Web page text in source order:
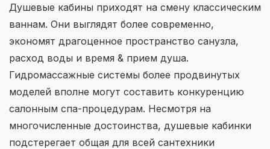
Душевые кабины приходят на смену классическим
ваннам. Они выглядят более современно,
экономят драгоценное пространство санузла,
расход воды и время & прием душа.
Гидромассажные системы более продвинутых
моделей вполне могут составить конкуренцию
салонным спа-процедурам. Несмотря на
многочисленные достоинства, душевые кабинки
подстерегает общая для всей сантехники